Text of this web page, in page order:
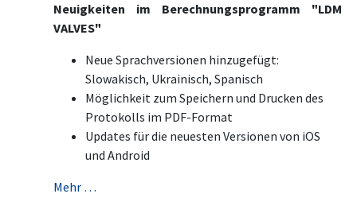
Neuigkeiten im Berechnungsprogramm "LDM
VALVES"
Neue Sprachversionen hinzugefügt:
Slowakisch, Ukrainisch, Spanisch
Möglichkeit zum Speichern und Drucken des
Protokolls im PDF-Format
Updates für die neuesten Versionen von iOS
und Android
Mehr …